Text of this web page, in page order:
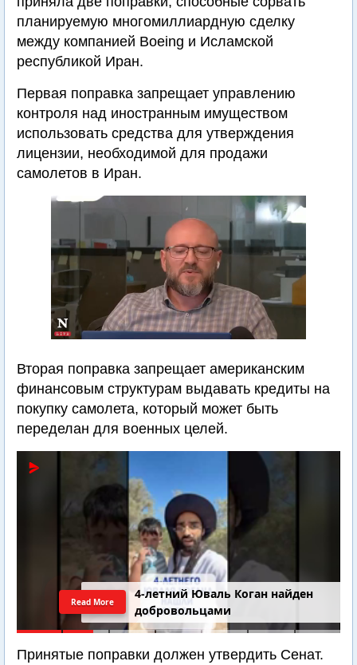
планируемую многомиллиардную сделку
между компанией Boeing и Исламской
республикой Иран.
Первая поправка запрещает управлению
контроля над иностранным имуществом
использовать средства для утверждения
лицензии, необходимой для продажи
самолетов в Иран.
Вторая поправка запрещает американским
финансовым структурам выдавать кредиты на
покупку самолета, который может быть
переделан для военных целей.
4-летний Юваль Коган найден
добровольцами
Read More
Принятые поправки должен утвердить Сенат.